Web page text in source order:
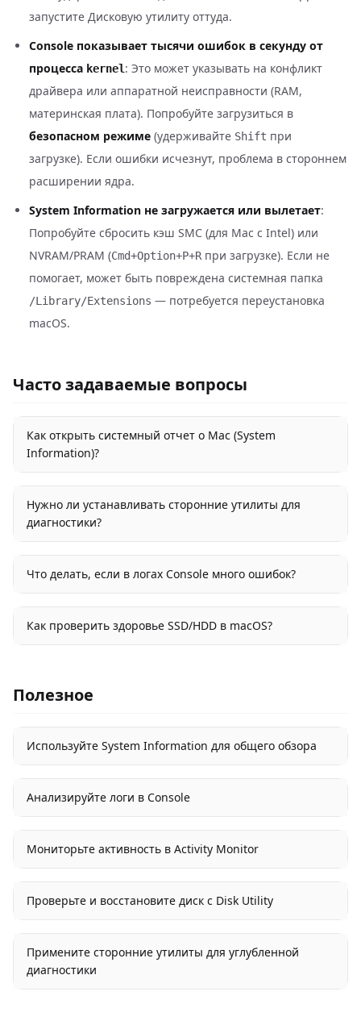
запустите Дисковую утилиту оттуда.
Console показывает тысячи ошибок в секунду от
процесса kernel: Это может указывать на конфликт
драйвера или аппаратной неисправности (RAM,
материнская плата). Попробуйте загрузиться в
безопасном режиме (удерживайте Shift при
загрузке). Если ошибки исчезнут, проблема в стороннем
расширении ядра.
System Information не загружается или вылетает:
Попробуйте сбросить кэш SMC (для Mac с Intel) или
NVRAM/PRAM (Cmd+Option+P+Rпри загрузке). Если не
помогает, может быть повреждена системная папка
/Library/Extensions — потребуется переустановка
macOS.
Часто задаваемые вопросы
Как открыть системный отчет о Mac (System
Information)?
Нужно ли устанавливать сторонние утилиты для
диагностики?
Что делать, если в логах Console много ошибок?
Как проверить здоровье SSD/HDD в macOS?
Полезное
Используйте System Information для общего обзора
Анализируйте логи в Console
Мониторьте активность в Activity Monitor
Проверьте и восстановите диск с Disk Utility
Примените сторонние утилиты для углубленной
диагностики